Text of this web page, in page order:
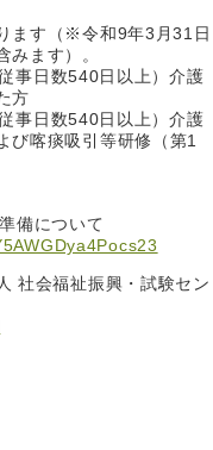
ます（※令和9年3月31日
みます）。
事日数540日以上）介護
方
事日数540日以上）介護
び喀痰吸引等研修（第1
備について
社会福祉振興・試験セン